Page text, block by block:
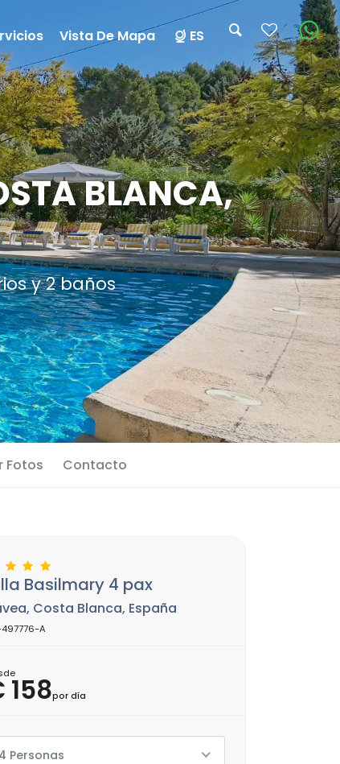
BLANCA,
y 2 baños
Fotos Contacto
Basilmary 4 pax
Costa Blanca, España
A
158por día
4 Personas
Vista De Mapa ES